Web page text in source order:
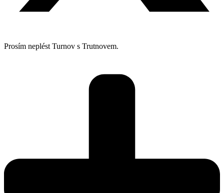
Prosím neplést Turnov s Trutnovem.